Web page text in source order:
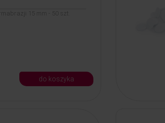
15 mm - 50 szt.
do koszyka